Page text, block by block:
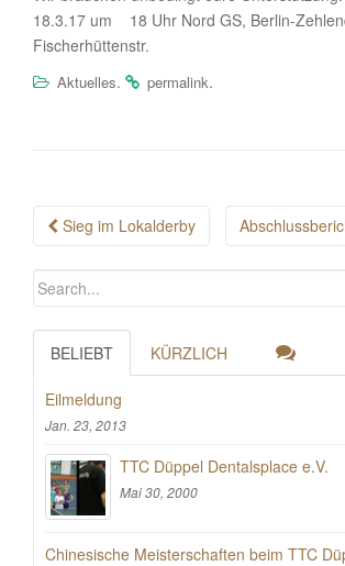
18.3.17 um 18 Uhr Nord GS, Berlin-
Fischerhüttenstr.
Aktuelles. permalink.
Post
Sieg im Lokalderby
BELIEBT KÜRZLICH
Eilmeldung
Jan. 23, 2013
TTC Düppel Dentalsplace e.V.
Mai 30, 2000
Chinesische Meisterschaften beim TTC